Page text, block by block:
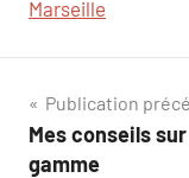
Marseille
Navigation
de
Publication
Mes conseils
gamme